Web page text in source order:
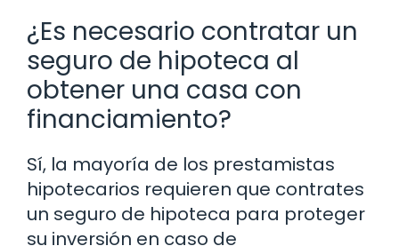
¿Es necesario contratar un
seguro de hipoteca al
obtener una casa con
financiamiento?
Sí, la mayoría de los prestamistas
hipotecarios requieren que contrates
un seguro de hipoteca para proteger
su inversión en caso de